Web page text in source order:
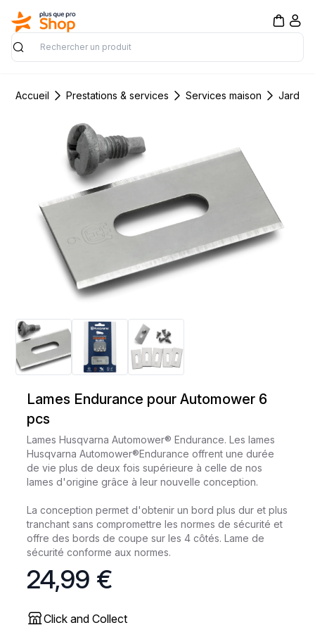
Rechercher
Accueil Prestations & services Services maison Jardin
Lames Endurance pour Automower 6
pcs
Lames Husqvarna Automower® Endurance. Les lames
Husqvarna Automower®Endurance offrent une durée
de vie plus de deux fois supérieure à celle de nos
lames d'origine grâce à leur nouvelle conception.
La conception permet d'obtenir un bord plus dur et plus
tranchant sans compromettre les normes de sécurité et
offre des bords de coupe sur les 4 côtés. Lame de
sécurité conforme aux normes.
24,99 €
Click and Collect